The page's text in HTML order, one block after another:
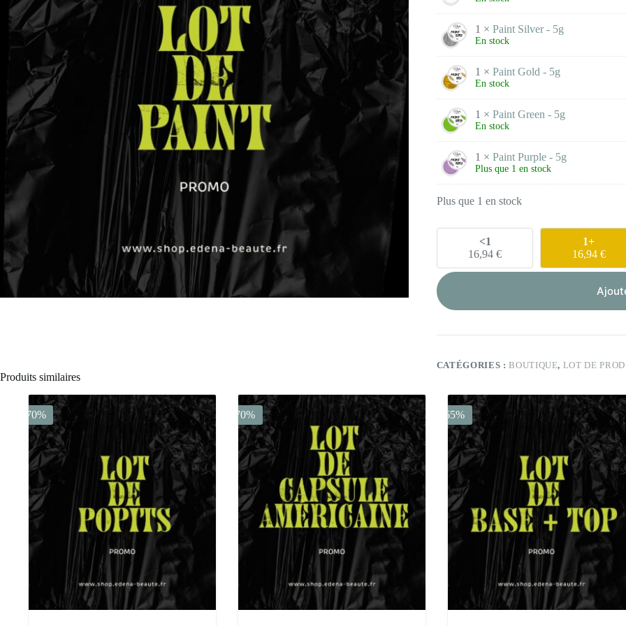
1 × Paint Silver - 5g
En stock
1 × Paint Gold - 5g
En stock
1 × Paint Green - 5g
En stock
1 × Paint Purple - 5g
Plus que 1 en stock
Plus que 1 en stock
<1
16,94€
1+
16,94 €
CATÉGORIES :BOUTIQUE, LOT DE
Produits similaires
-70% -70% -65%